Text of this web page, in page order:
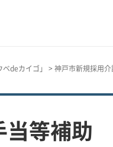
deカイゴ」 > 神戸市新規採用
等補助